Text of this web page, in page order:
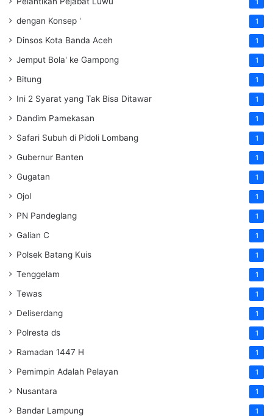
1
dengan Konsep ' 1
Dinsos Kota Banda Aceh 1
Jemput Bola' ke Gampong 1
Bitung 1
Ini 2 Syarat yang Tak Bisa Ditawar 1
Dandim Pamekasan 1
Safari Subuh di Pidoli Lombang 1
Gubernur Banten 1
Gugatan 1
Ojol 1
PN Pandeglang 1
Galian C 1
Polsek Batang Kuis 1
Tenggelam 1
Tewas 1
Deliserdang 1
Polresta ds 1
Ramadan 1447 H 1
Pemimpin Adalah Pelayan 1
Nusantara 1
Bandar Lampung 1